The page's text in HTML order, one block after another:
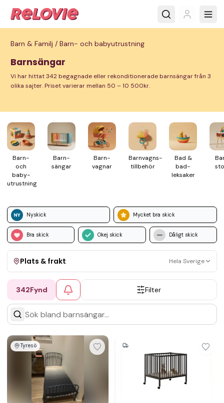
Barn & Familj / Barn- och babyutrustning
Barnsängar
Vi har hittat 342 begagnade eller rekonditionerade barnsängar från 3
olika sajter. Priset varierar mellan 50 – 10 500kr.
Barn-
och
baby­
utrustning
Barn­
sängar
Barn­
vagnar
Barnvagns­
tillbehör
Bad &
bad­
leksaker
Nyskick Mycket bra skick
Bra skick Okej skick Dåligt skick
Plats & frakt Hela Sverige
Visa allt Kan skickas Upphämtning
342Fynd Filter
Tyresö